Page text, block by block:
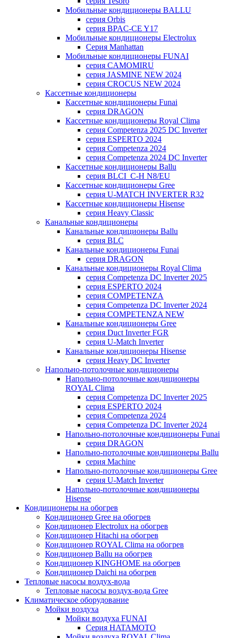
Мобильные кондиционеры BALLU
серия Orbis
серия BPAC-CE Y17
Мобильные кондиционеры Electrolux
Cерия Manhattan
Мобильные кондиционеры FUNAI
серия CAMOMIRU
серия JASMINE NEW 2024
серия CROCUS NEW 2024
Кассетные кондиционеры
Кассетные кондиционеры Funai
серия DRAGON
Кассетные кондиционеры Royal Clima
серия Competenza 2025 DC Inverter
серия ESPERTO 2024
серия Competenza 2024
серия Competenza 2024 DC Inverter
Кассетные кондиционеры Ballu
серия BLCI_C-H N8/EU
Кассетные кондиционеры Gree
серия U-MATCH INVERTER R32
Кассетные кондиционеры Hisense
серия Heavy Classic
Канальные кондиционеры
Канальные кондиционеры Ballu
серия BLC
Канальные кондиционеры Funai
серия DRAGON
Канальные кондиционеры Royal Clima
серия Competenza DC Inverter 2025
серия ESPERTO 2024
серия COMPETENZA
серия Competenza DC Inverter 2024
серия COMPETENZA NEW
Канальные кондиционеры Gree
серия Duct Inverter FGR
серия U-Match Inverter
Канальные кондиционеры Hisense
серия Heavy DC Inverter
Напольно-потолочные кондиционеры
Напольно-потолочные кондиционеры
ROYAL Clima
серия Competenza DC Inverter 2025
серия ESPERTO 2024
серия Competenza 2024
серия Competenza DC Inverter 2024
Напольно-потолочные кондиционеры Funai
серия DRAGON
Напольно-потолочные кондиционеры Ballu
серия Machine
Напольно-потолочные кондиционеры Gree
серия U-Match Inverter
Напольно-потолочные кондиционеры
Hisense
Кондиционеры на обогрев
Кондиционер Gree на обогрев
Кондиционер Electrolux на обогрев
Кондиционер Hitachi на обогрев
Кондиционер ROYAL Clima на обогрев
Кондиционер Ballu на обогрев
Кондиционер KINGHOME на обогрев
Кондиционер Daichi на обогрев
Тепловые насосы воздух-вода
Тепловые насосы воздух-вода Gree
Климатическое оборудование
Мойки воздуха
Мойки воздуха FUNAI
Серия HATAMOTO